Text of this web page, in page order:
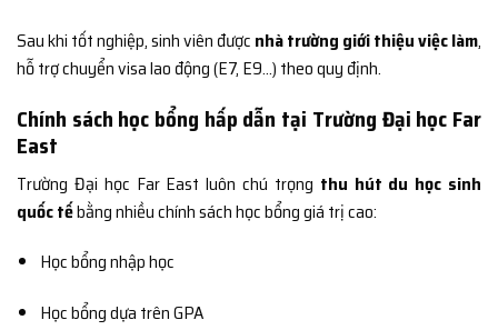
Sau khi tốt nghiệp, sinh viên được nhà trường giới thiệu việc làm,
hỗ trợ chuyển visa lao động (E7, E9…) theo quy định.
Chính sách học bổng hấp dẫn tại Trường Đại học Far
East
Trường Đại học Far East luôn chú trọng thu hút du học sinh
quốc tếbằng nhiều chính sách học bổng giá trị cao:
Học bổng nhập học
Học bổng dựa trên GPA